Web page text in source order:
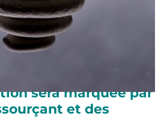
sera marquée par
et des